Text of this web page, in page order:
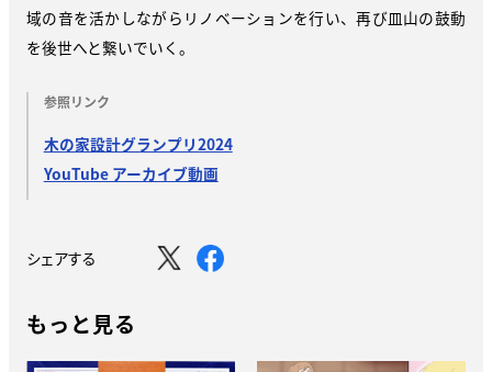
域の音を活かしながらリノベーションを行い、再び皿山の鼓動
を後世へと繋いでいく。
参照リンク
木の家設計グランプリ2024
YouTube アーカイブ動画
シェアする
もっと見る